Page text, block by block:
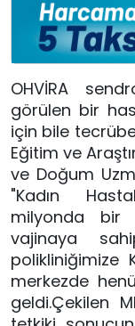
OHVİRA
görülen bir
için bile
Eğitim ve
ve Doğum
"Kadın
milyonda
vajinaya
polikliniğimize
merkezde
geldi.Çekilen